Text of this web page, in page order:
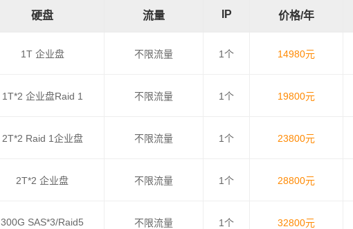
硬盘 流量 IP 价格/年
1T 企业盘 不限流量 1个 14980元
1T*2 企业盘Raid 1 不限流量 1个 19800元
2T*2 Raid 1企业盘 不限流量 1个 23800元
2T*2 企业盘 不限流量 1个 28800元
300G SAS*3/Raid5 不限流量 1个 32800元